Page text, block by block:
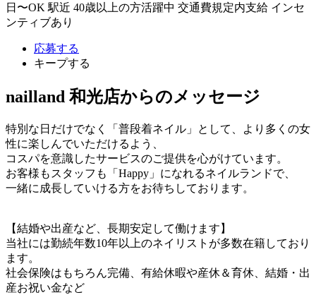
日〜OK 駅近 40歳以上の方活躍中 交通費規定内支給 インセ
ンティブあり
応募する
キープする
nailland 和光店からのメッセージ
特別な日だけでなく「普段着ネイル」として、より多くの女
性に楽しんでいただけるよう、
コスパを意識したサービスのご提供を心がけています。
お客様もスタッフも「Happy」になれるネイルランドで、
一緒に成長していける方をお待ちしております。
【結婚や出産など、長期安定して働けます】
当社には勤続年数10年以上のネイリストが多数在籍しており
ます。
社会保険はもちろん完備、有給休暇や産休＆育休、結婚・出
産お祝い金など